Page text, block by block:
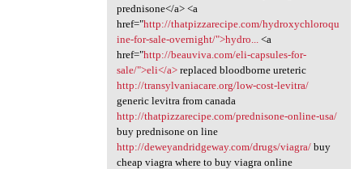
prednisone</a> <a
href="http://thatpizzarecipe.com/hydroxychloroqu
ine-for-sale-overnight/">hydro...
<a
href="http://beauviva.com/eli-capsules-for-
sale/">eli</a>replaced bloodborne ureteric
http://transylvaniacare.org/low-cost-levitra/
generic levitra from canada
http://thatpizzarecipe.com/prednisone-online-usa/
buy prednisone on line
http://deweyandridgeway.com/drugs/viagra/buy
cheap viagra where to buy viagra online